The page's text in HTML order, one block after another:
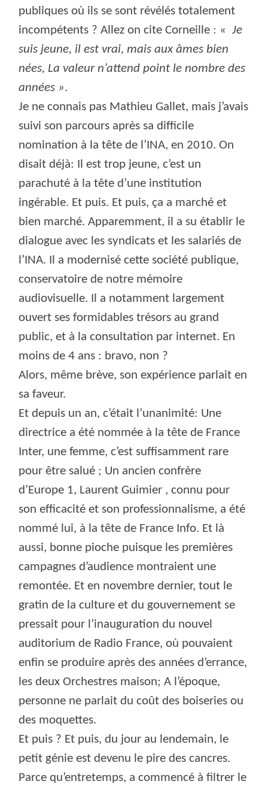
publiques où ils se sont révélés totalement
incompétents ? Allez on cite Corneille : «Je
suis jeune, il est vrai, mais aux âmes bien
nées, La valeur n’attend point le nombre des
années ».
Je ne connais pas Mathieu Gallet, mais j’avais
suivi son parcours après sa difficile
nomination à la tête de l’INA, en 2010. On
disait déjà: Il est trop jeune, c’est un
parachuté à la tête d’une institution
ingérable. Et puis. Et puis, ça a marché et
bien marché. Apparemment, il a su établir le
dialogue avec les syndicats et les salariés de
l’INA. Il a modernisé cette société publique,
conservatoire de notre mémoire
audiovisuelle. Il a notamment largement
ouvert ses formidables trésors au grand
public, et à la consultation par internet. En
moins de 4 ans : bravo, non ?
Alors, même brève, son expérience parlait en
sa faveur.
Et depuis un an, c’était l’unanimité: Une
directrice a été nommée à la tête de France
Inter, une femme, c’est suffisamment rare
pour être salué ; Un ancien confrère
d’Europe 1, Laurent Guimier , connu pour
son efficacité et son professionnalisme, a été
nommé lui, à la tête de France Info. Et là
aussi, bonne pioche puisque les premières
campagnes d’audience montraient une
remontée. Et en novembre dernier, tout le
gratin de la culture et du gouvernement se
pressait pour l’inauguration du nouvel
auditorium de Radio France, où pouvaient
enfin se produire après des années d’errance,
les deux Orchestres maison; A l’époque,
personne ne parlait du coût des boiseries ou
des moquettes.
Et puis ? Et puis, du jour au lendemain, le
petit génie est devenu le pire des cancres.
Parce qu’entretemps, a commencé à filtrer le